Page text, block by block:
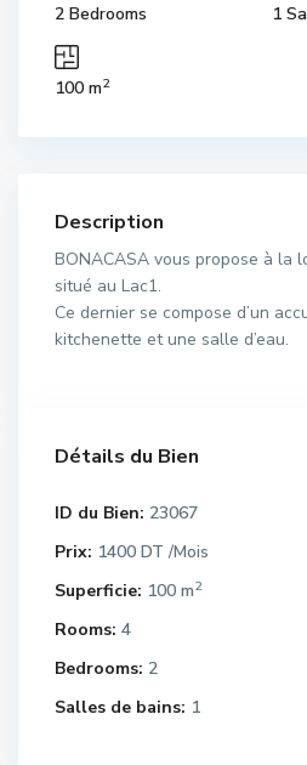
2 Bedrooms 1
100 m2
Description
BONACASA vous propose à la
situé au Lac1.
Ce dernier se compose d’un
kitchenette et une salle d’eau.
Détails du Bien
ID du Bien: 23067
Prix: 1400 DT /Mois
Superficie: 100 m2
Rooms: 4
Bedrooms: 2
Salles de bains: 1